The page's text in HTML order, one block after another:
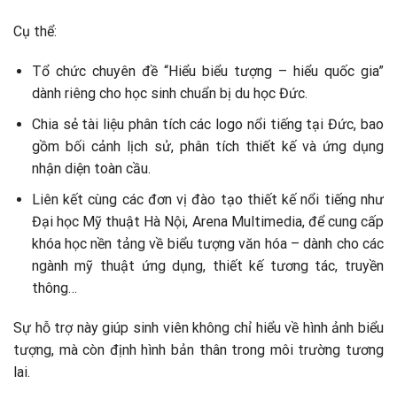
Cụ thể:
Tổ chức chuyên đề “Hiểu biểu tượng – hiểu quốc gia”
dành riêng cho học sinh chuẩn bị du học Đức.
Chia sẻ tài liệu phân tích các logo nổi tiếng tại Đức, bao
gồm bối cảnh lịch sử, phân tích thiết kế và ứng dụng
nhận diện toàn cầu.
Liên kết cùng các đơn vị đào tạo thiết kế nổi tiếng như
Đại học Mỹ thuật Hà Nội, Arena Multimedia, để cung cấp
khóa học nền tảng về biểu tượng văn hóa – dành cho các
ngành mỹ thuật ứng dụng, thiết kế tương tác, truyền
thông…
Sự hỗ trợ này giúp sinh viên không chỉ hiểu về hình ảnh biểu
tượng, mà còn định hình bản thân trong môi trường tương
lai.